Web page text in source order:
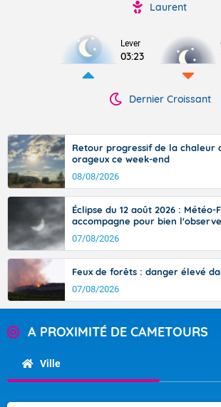
Laurent
Lever
03:23
Dernier Croissant
Retour progressif de la chaleur
orageux ce week-end
08/08/2026
Éclipse du 12 août 2026 : Météo-
accompagne pour bien
07/08/2026
Feux de forêts : danger élevé
07/08/2026
A PROXIMITÉ DE CAMETOURS
Ville